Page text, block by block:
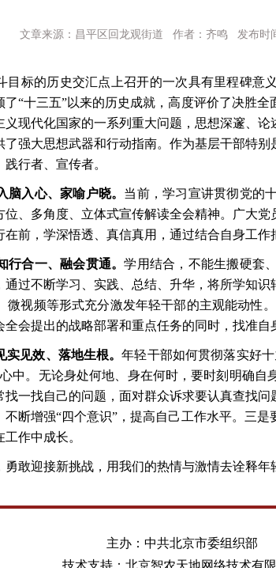
文章来源：昌平区回龙观街道 作者：齐鸣 发布时
目标的历史交汇点上召开的一次具有里程碑意
“十三五”以来的历史成就，高度评价了决胜
现代化国家的一系列重大问题，思想深邃、
强大思想武器和行动指南。作为基层干部特
行者、宣传者。
入心、家喻户晓。 当前，学习宣讲贯彻党的
、多角度、立体式宣传解读全会精神。广大
前，学深悟透、真信真用，通过结合自身工作
行合一、融会贯通。学用结合，不能生搬硬套
过不断学习、实践、总结、升华，将所学知
视频等形式充分激发年轻干部的主观能动性。
会提出的战略部署和重点任务的同时，找准自
实见效、落地生根。年轻干部如何贯彻落实好
中。无论身处何地、身在何时，要时刻明确
一找自己的问题，面对群众诉求要认真查找
不断增强“四个意识”，提高自己工作水平。三
作中成长。
敢迎接新挑战，用我们的热情与激情去诠释年
主办：中共北京市委组织部